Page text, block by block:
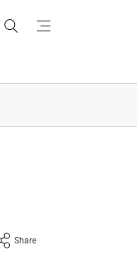
검
Share